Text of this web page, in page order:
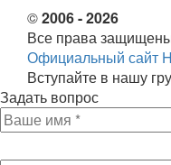
©2006 - 2026
Все права
Официальный сайт
Вступайте в нашу
Задать вопрос